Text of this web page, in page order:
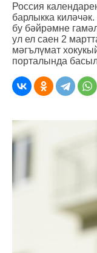
Россия
барлыкка
бу бәйрәмне
ул ел саен 2
мәгълүмат
порталында